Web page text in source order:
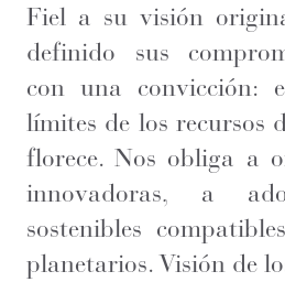
Fiel a su visión
definido sus
con una convicción:
límites de los recursos
florece. Nos obliga a
innovadoras, a
sostenibles
planetarios. Visión de